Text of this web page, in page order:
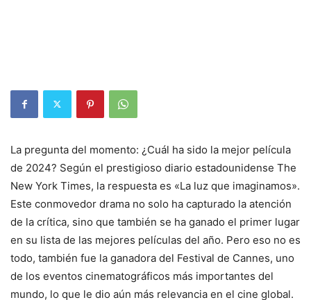
La pregunta del momento: ¿Cuál ha sido la mejor película
de 2024? Según el prestigioso diario estadounidense The
New York Times, la respuesta es «La luz que imaginamos».
Este conmovedor drama no solo ha capturado la atención
de la crítica, sino que también se ha ganado el primer lugar
en su lista de las mejores películas del año. Pero eso no es
todo, también fue la ganadora del Festival de Cannes, uno
de los eventos cinematográficos más importantes del
mundo, lo que le dio aún más relevancia en el cine global.